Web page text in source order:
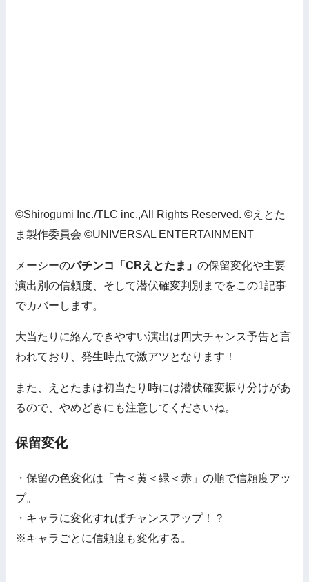
©Shirogumi Inc./TLC inc.,All Rights Reserved. ©えとた
ま製作委員会 ©UNIVERSAL ENTERTAINMENT
メーシーのパチンコ「CRえとたま」の保留変化や主要
演出別の信頼度、そして潜伏確変判別までをこの1記事
でカバーします。
大当たりに絡んできやすい演出は四大チャンス予告と言
われており、発生時点で激アツとなります！
また、えとたまは初当たり時には潜伏確変振り分けがあ
るので、やめどきにも注意してくださいね。
保留変化
・保留の色変化は「青＜黄＜緑＜赤」の順で信頼度アッ
プ。
・キャラに変化すればチャンスアップ！？
※キャラごとに信頼度も変化する。